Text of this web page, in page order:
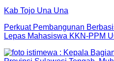
Kab Tojo Una Una
Perkuat Pembangunan
Lepas Mahasiswa KKN-PPM